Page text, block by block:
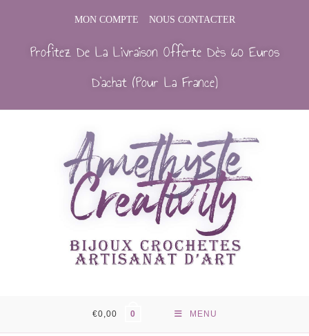
MON COMPTE NOUS CONTACTER
Profitez De La Livraison Offerte Dès 60 Euros
D’achat (Pour La France)
€0,00 0 MENU